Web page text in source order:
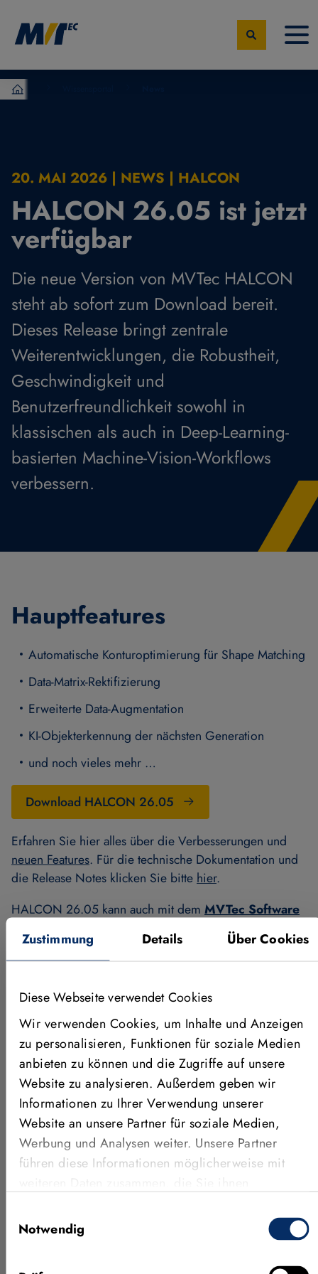
Zustimmung Details Über Cookies
Diese Webseite verwendet Cookies
Wir verwenden Cookies, um Inhalte und Anzeigen
zu personalisieren, Funktionen für soziale Medien
anbieten zu können und die Zugriffe auf unsere
Website zu analysieren. Außerdem geben wir
Informationen zu Ihrer Verwendung unserer
Website an unsere Partner für soziale Medien,
Werbung und Analysen weiter. Unsere Partner
führen diese Informationen möglicherweise mit
Nutzung der Dienste gesammelt haben.
Notwendig
MVTec Software – Experten der industrielle
20. MAI 2026 | NEWS | HALCON
HALCON 26.05 ist jetzt
verfügbar
Die neue Version von MVTec HALCON
steht ab sofort zum Download bereit.
Dieses Release bringt zentrale
Weiterentwicklungen, die Robustheit,
Geschwindigkeit und
Benutzerfreundlichkeit sowohl in
klassischen als auch in Deep-Learning-
basierten Machine-Vision-Workflows
verbessern.
Hauptfeatures
Automatische Konturoptimierung für Shape Matching
Data-Matrix-Rektifizierung
Erweiterte Data-Augmentation
KI-Objekterkennung der nächsten Generation
und noch vieles mehr …
Download HALCON 26.05
Erfahren Sie hier alles über die Verbesserungen und
neuen Features. Für die technische Dokumentation und
die Release Notes klicken Sie bitte hier.
HALCON 26.05 kann auch mit dem MVTec Software
heruntergeladen und installiert werden. Für
Anwender, die den Online-Installer nicht nutzen können,
stellen wir in unserem Download-Bereich auch einen
Weitere News